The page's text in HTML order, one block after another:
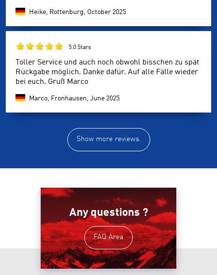
Heike, Rottenburg, October 2025
5.0 Stars
Toller Service und auch noch obwohl bisschen zu spät
Rückgabe möglich. Danke dafür. Auf alle Fälle wieder
bei euch. Gruß Marco
Marco, Fronhausen, June 2025
Show more reviews.
Any questions ?
FAQ Area